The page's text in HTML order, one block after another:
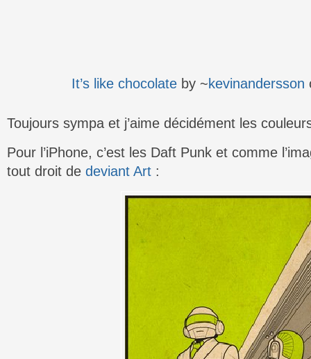
It’s like chocolate by ~kevinandersson
Toujours sympa et j’aime décidément les
Pour l’iPhone, c’est les Daft Punk et comme
tout droit de deviant Art :